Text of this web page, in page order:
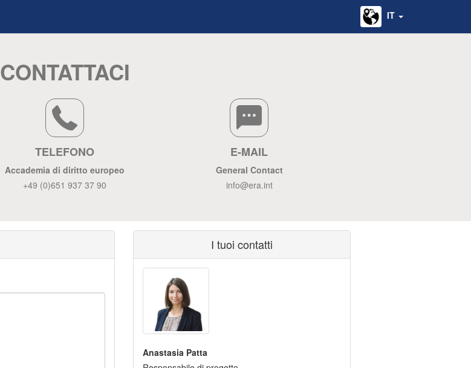
IT
CONTATTACI
TELEFONO
Accademia di diritto europeo
+49 (0)651 937 37 90
E-MAIL
General Contact
info@era.int
I tuoi contatti
Anastasia Patta